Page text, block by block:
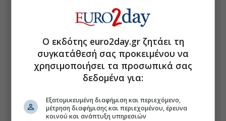
Ο εκδότης euro2day.gr ζητάει τη
συγκατάθεσή σας προκειμένου να
χρησιμοποιήσει τα προσωπικά σας
δεδομένα για:
Εξατομικευμένη διαφήμιση και περιεχόμενο,
μέτρηση διαφήμισης και περιεχομένου, έρευνα
κοινού και ανάπτυξη υπηρεσιών